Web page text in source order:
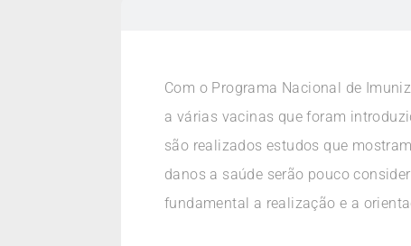
Com o Programa Nacional de
a várias vacinas que foram
são realizados estudos que
danos a saúde serão pouco
fundamental a realização e a